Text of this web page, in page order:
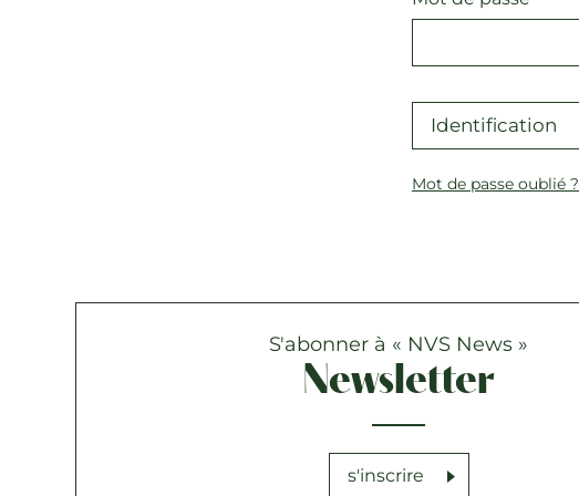
Identification
Mot de passe oublié ?
S'abonner à « NVS News »
Newsletter
s'inscrire